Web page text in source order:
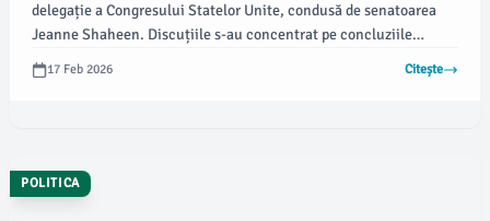
delegație a Congresului Statelor Unite, condusă de senatoarea
Jeanne Shaheen. Discuțiile s-au concentrat pe concluziile
recente de la Conferința de Securitate de la Munchen și
Reuniunea Ministerială a Apărării NATO, care au evidențiat
17 Feb 2026 Citește
POLITICA